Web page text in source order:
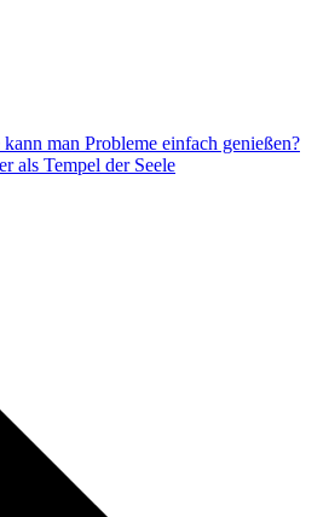
kann man Probleme einfach genießen?
als Tempel der Seele